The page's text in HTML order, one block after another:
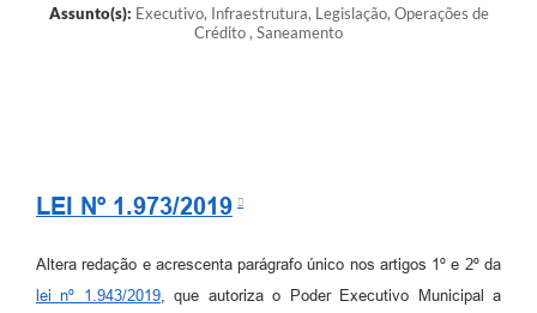
Assunto(s): Executivo, Infraestrutura, Legislação, Operações de
Crédito , Saneamento
LEI Nº 1.973/2019
Altera redação e acrescenta parágrafo único nos artigos 1º e 2º da
lei nº 1.943/2019, que autoriza o Poder Executivo Municipal a